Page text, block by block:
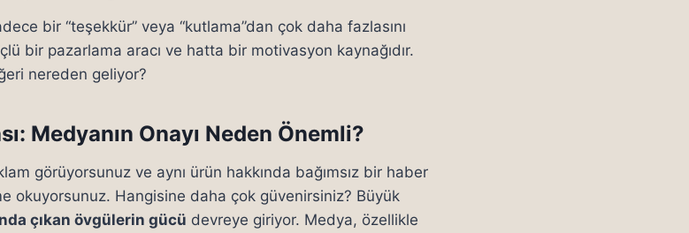
bir “teşekkür” veya “kutlama”dan çok daha fazlasını
bir pazarlama aracı ve hatta bir motivasyon kaynağıdır.
nereden geliyor?
Medyanın Onayı Neden Önemli?
görüyorsunuz ve aynı ürün hakkında bağımsız bir haber
okuyorsunuz. Hangisine daha çok güvenirsiniz? Büyük
çıkan övgülerin gücü devreye giriyor. Medya, özellikle